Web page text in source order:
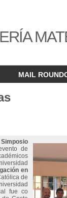
MAIL
Simposio
de
en
de
fue co